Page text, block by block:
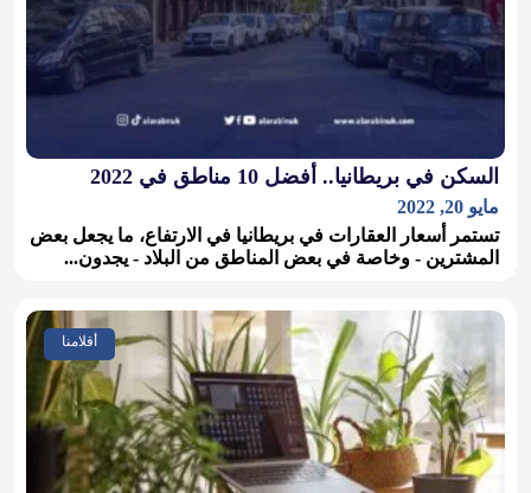
السكن في بريطانيا.. أفضل 10 مناطق في 2022
مايو 20, 2022
تستمر أسعار العقارات في بريطانيا في الارتفاع، ما يجعل بعض
المشترين - وخاصة في بعض المناطق من البلاد - يجدون...
أقلامنا